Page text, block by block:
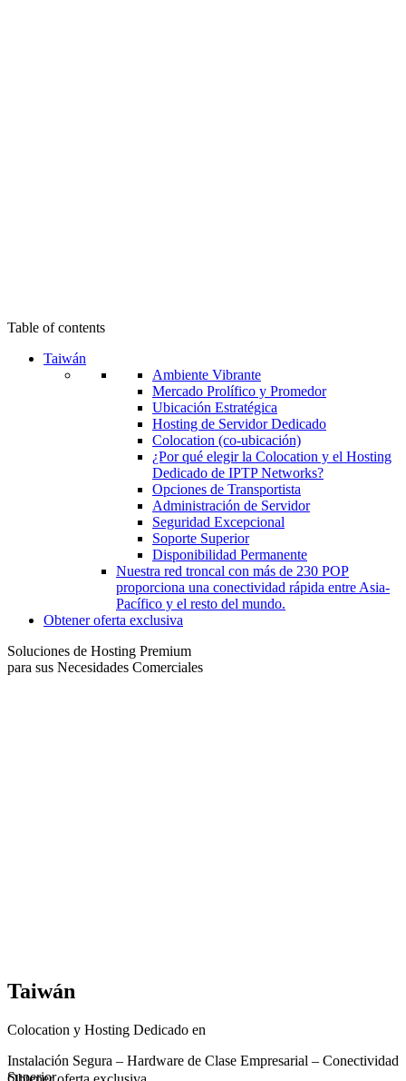
Table of contents
Taiwán
Ambiente Vibrante
Mercado Prolífico y Promedor
Ubicación Estratégica
Hosting de Servidor Dedicado
Colocation (co-ubicación)
¿Por qué elegir la Colocation y el Hosting
Dedicado de IPTP Networks?
Opciones de Transportista
Administración de Servidor
Seguridad Excepcional
Soporte Superior
Disponibilidad Permanente
Nuestra red troncal con más de 230 POP
proporciona una conectividad rápida entre Asia-
Pacífico y el resto del mundo.
Obtener oferta exclusiva
Soluciones de Hosting Premium
para sus Necesidades Comerciales
Taiwán
Colocation y Hosting Dedicado en
Instalación Segura – Hardware de Clase Empresarial – Conectividad
Superior